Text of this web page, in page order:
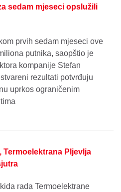
sedam mjeseci opslužili
prvih sedam mjeseci ove
putnika, saopštio je
kompanije Stefan
rezultati potvrđuju
uprkos ograničenim
Termoelektrana Pljevlja
rada Termoelektrane